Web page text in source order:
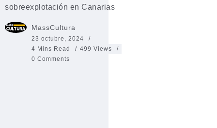
sobreexplotación en Canarias
MassCultura
23 octubre, 2024
4 Mins Read
499 Views
0 Comments